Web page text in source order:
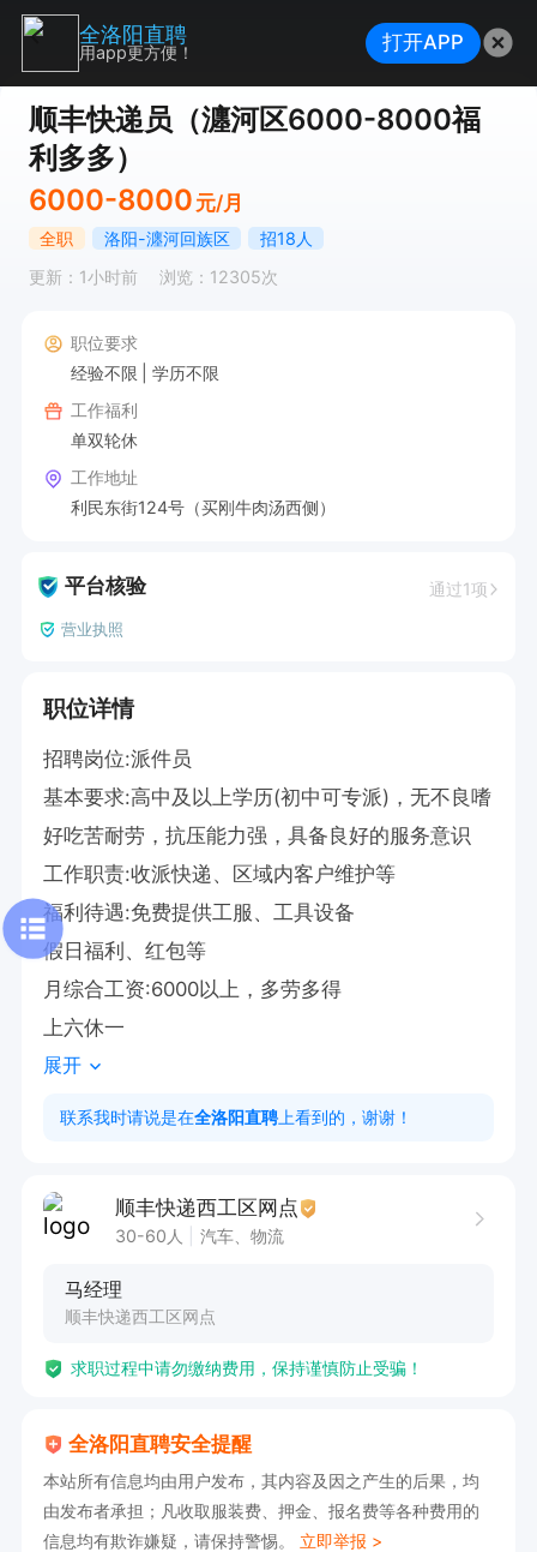
顺丰快递员（瀍河区6000-8000福
利多多）
6000-8000 元/月
全职 洛阳-瀍河回族区
招18人
更新：1小时前
浏览：12305次
职位要求
经验不限
学历不限
工作福利
单双轮休
工作地址
利民东街124号（买刚牛肉汤西侧）
平台核验 通过1项
营业执照
职位详情
招聘岗位:派件员
基本要求:高中及以上学历(初中可专派)，无不良嗜
好吃苦耐劳，抗压能力强，具备良好的服务意识
工作职责:收派快递、区域内客户维护等
福利待遇:免费提供工服、工具设备
假日福利、红包等
月综合工资:6000以上，多劳多得
上六休一
展开
联系我时请说是在全洛阳直聘 上看到的，谢谢！
顺丰快递西工区网点
30-60人 汽车、物流
马经理
顺丰快递西工区网点
求职过程中请勿缴纳费用，保持谨慎防止受骗！
全洛阳直聘安全提醒
本站所有信息均由用户发布，其内容及因之产生的后果，均
由发布者承担；凡收取服装费、押金、报名费等各种费用的
信息均有欺诈嫌疑，请保持警惕。 立即举报 >
全洛阳直聘
用app更方便！ 打开APP